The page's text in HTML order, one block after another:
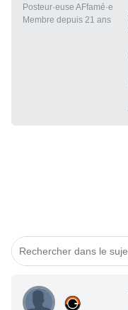
Posteur·euse AFfamé·e
Membre depuis 21 ans